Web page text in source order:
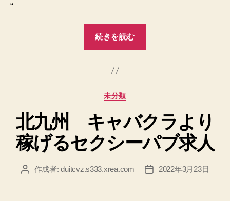
“
続きを読む
ち
可
セ
ク
ャ
カ
ゴ
リ
ー
未分類
北九州 キャバクラより
稼げるセクシーパブ求人
投 作成者:duitcvz.s333.xrea.com
投
2022年3月23日